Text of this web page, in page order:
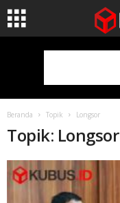
Beranda Topik Longsor
Topik: Longsor